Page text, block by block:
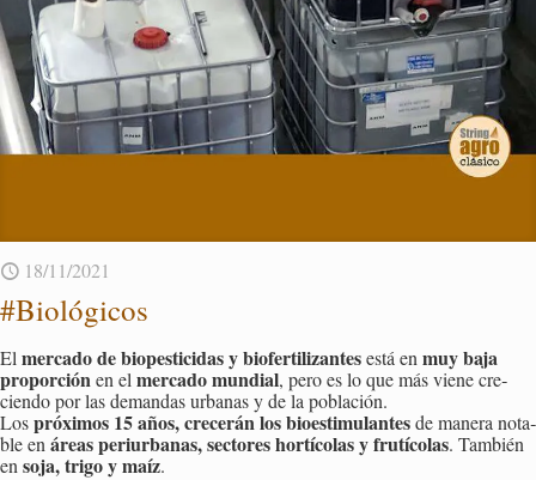
18/11/2021
#Bio­ló­gi­cos
El mer­ca­do de bio­pes­ti­ci­das y bio­fer­ti­li­zan­tesestá en muy baja
pro­por­ciónen el mer­ca­do mun­dial, pero es lo que más viene cre­
cien­do por las de­man­das ur­ba­nas y de la po­bla­ción.
Lospró­xi­mos 15 años, cre­ce­rán los bio­es­ti­mu­lan­tesde ma­ne­ra no­ta­
ble en áreas pe­riur­ba­nas, sec­to­res hor­tí­co­las y fru­tí­co­las. Tam­bién
en soja, trigo y maíz.